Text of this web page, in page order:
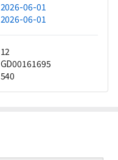
2026-06-01
2026-06-01
12
GD00161695
540